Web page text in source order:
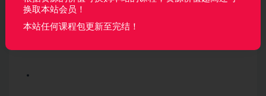
第11章 装饰者模式讲解+Coding+源码解析
换取本站会员！
本站任何课程包更新至完结！